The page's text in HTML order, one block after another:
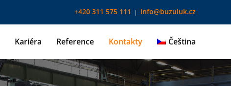
+420 311 575 111 | info@buzuluk.cz
Kariéra Reference Kontakty Čeština